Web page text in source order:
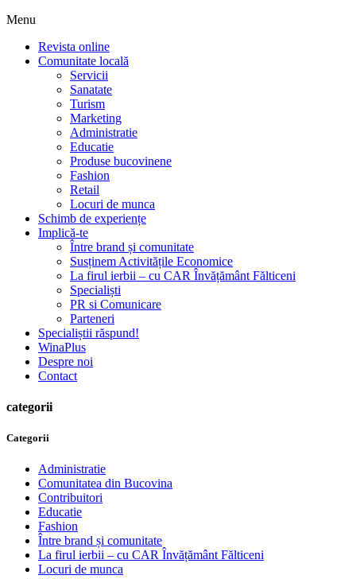
Menu
Revista online
Comunitate locală
Servicii
Sanatate
Turism
Marketing
Administratie
Educatie
Produse bucovinene
Fashion
Retail
Locuri de munca
Schimb de experiențe
Implică-te
Între brand și comunitate
Susținem Activitățile Economice
La firul ierbii – cu CAR Învățământ Fălticeni
Specialiști
PR si Comunicare
Parteneri
Specialiștii răspund!
WinaPlus
Despre noi
Contact
categorii
Categorii
Administratie
Comunitatea din Bucovina
Contribuitori
Educatie
Fashion
Între brand și comunitate
La firul ierbii – cu CAR Învățământ Fălticeni
Locuri de munca